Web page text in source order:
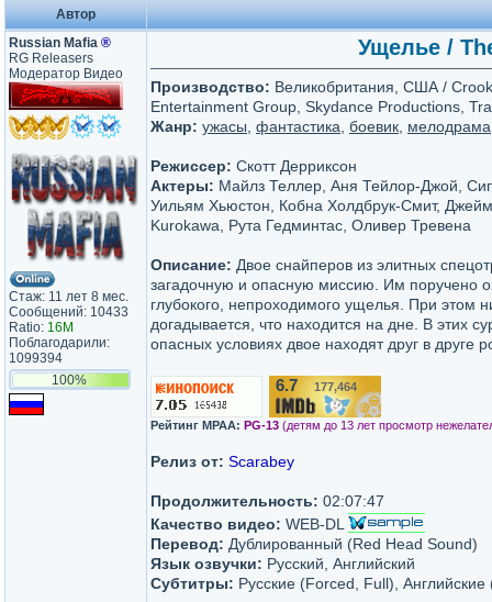
Автор
Russian Mafia ®
RG Releasers
Модератор Видео
Стаж: 11 лет 8 мес.
Сообщений: 10433
Ratio: 16M
Поблагодарили:
1099394
100%
Ущелье /
Производство: Великобритания, США /
Entertainment Group, Skydance Productions,
Жанр: ужасы фантастика боевик мелодрама
Режиссер: Скотт Дерриксон
Актеры: Майлз Теллер, Аня Тейлор-Джой,
Уильям Хьюстон, Кобна Холдбрук-Смит,
Kurokawa, Рута Гедминтас, Оливер Тревена
Описание: Двое снайперов из элитных
загадочную и опасную миссию. Им поручено
глубокого, непроходимого ущелья. При этом
догадывается, что находится на дне. В этих
опасных условиях двое находят друг в друге
6.7 177,464
Рейтинг MPAA: PG-13 (детям до 13 лет просмотр
Релиз от: Scarabey
Продолжительность: 02:07:47
Качество видео: WEB-DL
Перевод: Дублированный (Red Head Sound)
Язык озвучки: Русский, Английский
Субтитры: Русские (Forced, Full),